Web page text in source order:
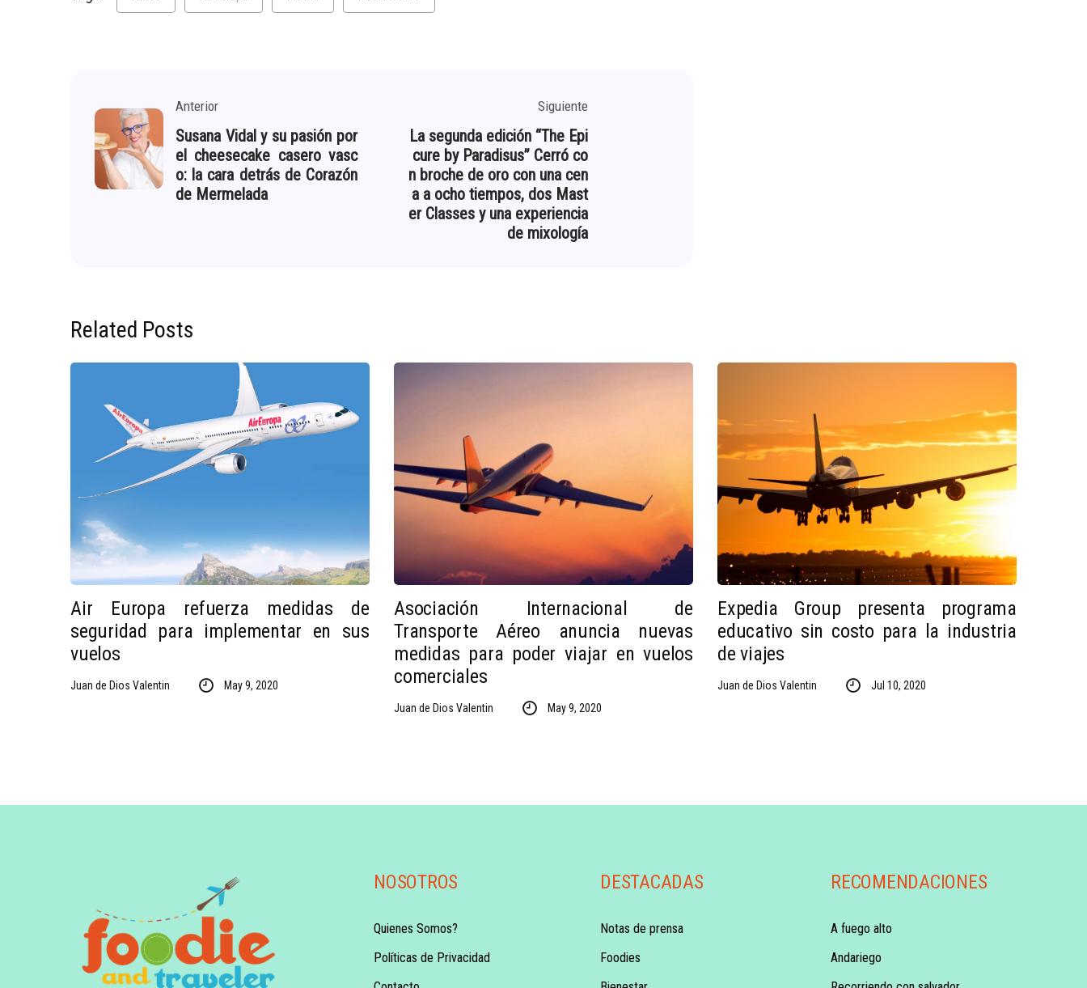
Anterior
Susana Vidal y su pasión por
el cheesecake casero vasc
o: la cara detrás de Corazón
de Mermelada
Siguiente
La segunda edición “The Epi
cure by Paradisus” Cerró co
n broche de oro con una cen
a a ocho tiempos, dos Mast
er Classes y una experiencia
de mixología
Related Posts
Air Europa refuerza medidas de
seguridad para implementar en sus
vuelos
Juan de Dios Valentin May 9, 2020
Asociación Internacional de
Transporte Aéreo anuncia nuevas
medidas para poder viajar en vuelos
comerciales
Juan de Dios Valentin May 9, 2020
Expedia Group presenta programa
educativo sin costo para la industria
de viajes
Juan de Dios Valentin Jul 10, 2020
NOSOTROS
Quienes Somos?
Políticas de Privacidad
DESTACADAS
Notas de prensa
Foodies
RECOMENDACIONES
A fuego alto
Andariego